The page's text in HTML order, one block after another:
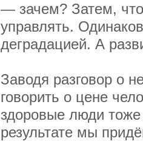
— зачем? Затем, что
управлять.
деградацией. А
Заводя разговор о
говорить о цене
здоровые люди
результате мы